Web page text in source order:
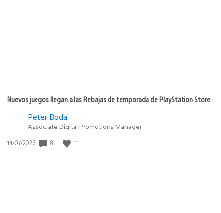
Nuevos juegos llegan a las Rebajas de temporada de PlayStation Store
Peter Boda
Associate Digital Promotions Manager
Fecha
14/07/2026 8 11